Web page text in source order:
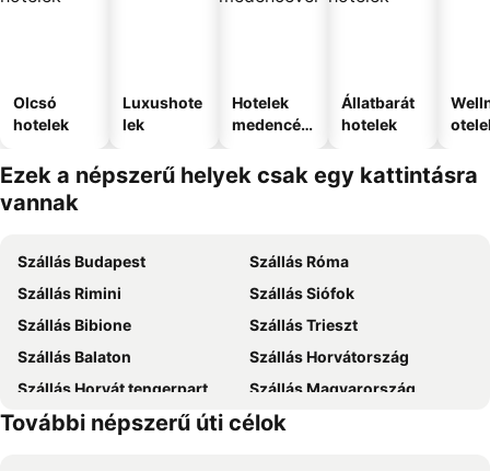
Olcsó
hotelek
Luxushote
lek
Hotelek
medencév
Állatbarát
hotelek
Ezek a népszerű helyek csak egy kattintásra
vannak
Szállás Budapest
Szállás Róma
Szállás Rimini
Szállás Siófok
Szállás Bibione
Szállás Trieszt
Szállás Balaton
Szállás Horvátország
Szállás Horvát tengerpart
Szállás Magyarország
Szállás Mallorca
Szállás Rodosz sziget
További népszerű úti célok